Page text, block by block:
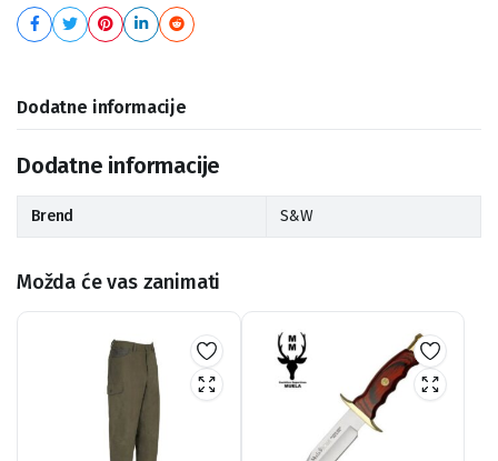
Dodatne informacije
Dodatne informacije
Brend S&W
Možda će vas zanimati